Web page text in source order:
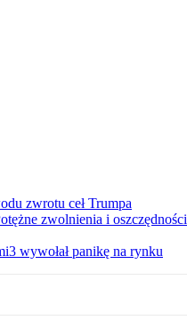
zwrotu ceł Trumpa
zwolnienia i oszczędności
wywołał panikę na rynku